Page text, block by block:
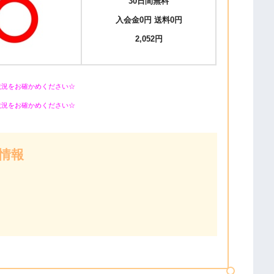
入会金0円 送料0円
2,052円
をお確かめください☆
をお確かめください☆
報